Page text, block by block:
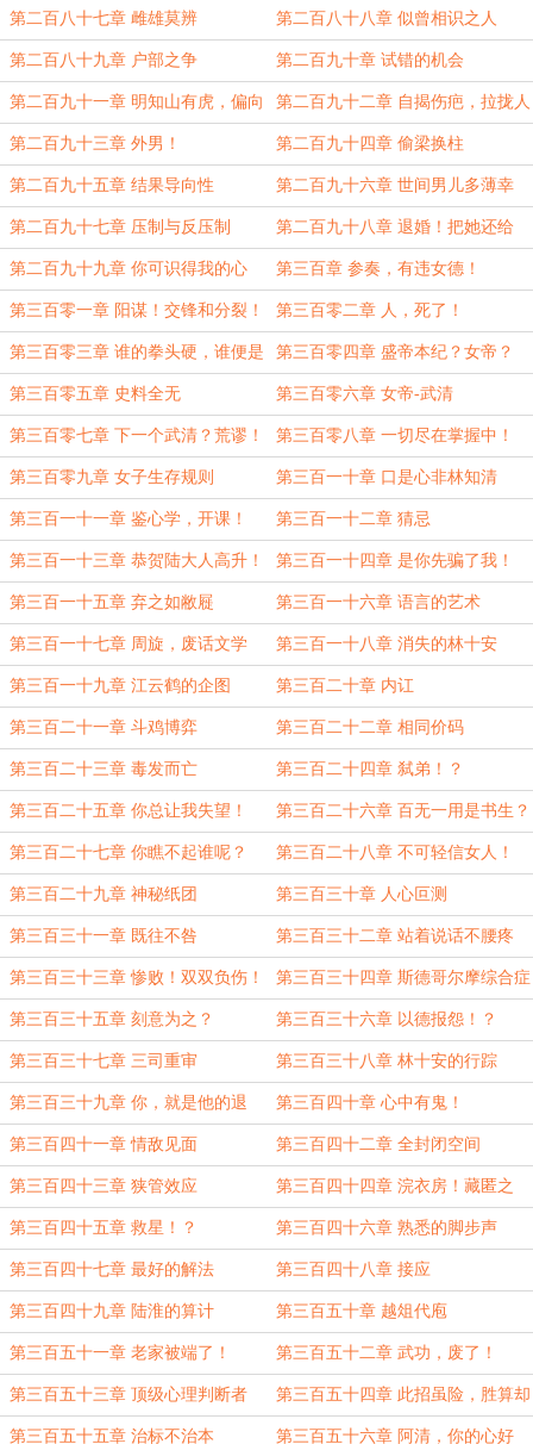
第二百八十七章 雌雄莫辨 第二百八十八章 似曾相识之人
第二百八十九章 户部之争 第二百九十章 试错的机会
第二百九十一章 明知山有虎，偏向
虎山行
第二百九十二章 自揭伤疤，拉拢人
心！
第二百九十三章 外男！ 第二百九十四章 偷梁换柱
第二百九十五章 结果导向性 第二百九十六章 世间男儿多薄幸
第二百九十七章 压制与反压制 第二百九十八章 退婚！把她还给
我！
第二百九十九章 你可识得我的心
跳？
第三百章 参奏，有违女德！
第三百零一章 阳谋！交锋和分裂！ 第三百零二章 人，死了！
第三百零三章 谁的拳头硬，谁便是
天理！
第三百零四章 盛帝本纪？女帝？
第三百零五章 史料全无 第三百零六章 女帝-武清
第三百零七章 下一个武清？荒谬！ 第三百零八章 一切尽在掌握中！
第三百零九章 女子生存规则 第三百一十章 口是心非林知清
第三百一十一章 鉴心学，开课！ 第三百一十二章 猜忌
第三百一十三章 恭贺陆大人高升！ 第三百一十四章 是你先骗了我！
第三百一十五章 弃之如敝屣 第三百一十六章 语言的艺术
第三百一十七章 周旋，废话文学 第三百一十八章 消失的林十安
第三百一十九章 江云鹤的企图 第三百二十章 内讧
第三百二十一章 斗鸡博弈 第三百二十二章 相同价码
第三百二十三章 毒发而亡 第三百二十四章 弑弟！？
第三百二十五章 你总让我失望！ 第三百二十六章 百无一用是书生？
第三百二十七章 你瞧不起谁呢？ 第三百二十八章 不可轻信女人！
第三百二十九章 神秘纸团 第三百三十章 人心叵测
第三百三十一章 既往不咎 第三百三十二章 站着说话不腰疼
第三百三十三章 惨败！双双负伤！ 第三百三十四章 斯德哥尔摩综合症
第三百三十五章 刻意为之？ 第三百三十六章 以德报怨！？
第三百三十七章 三司重审 第三百三十八章 林十安的行踪
第三百三十九章 你，就是他的退
路！
第三百四十章 心中有鬼！
第三百四十一章 情敌见面 第三百四十二章 全封闭空间
第三百四十三章 狭管效应 第三百四十四章 浣衣房！藏匿之
地！
第三百四十五章 救星！？ 第三百四十六章 熟悉的脚步声
第三百四十七章 最好的解法 第三百四十八章 接应
第三百四十九章 陆淮的算计 第三百五十章 越俎代庖
第三百五十一章 老家被端了！ 第三百五十二章 武功，废了！
第三百五十三章 顶级心理判断者 第三百五十四章 此招虽险，胜算却
大！
第三百五十五章 治标不治本 第三百五十六章 阿清，你的心好